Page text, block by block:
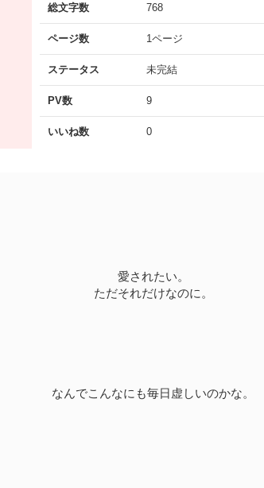
総文字数 768
ページ数 1ページ
ステータス 未完結
PV数 9
いいね数 0
愛されたい。
ただそれだけなのに。
なんでこんなにも毎日虚しいのかな。